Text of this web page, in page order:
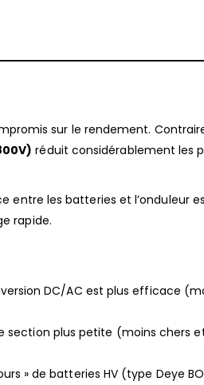
sur le rendement.
réduit considérablement les
entre les batteries et l’onduleur
rapide.
DC/AC est plus efficace
plus petite (moins chers
» de batteries HV (type Deye